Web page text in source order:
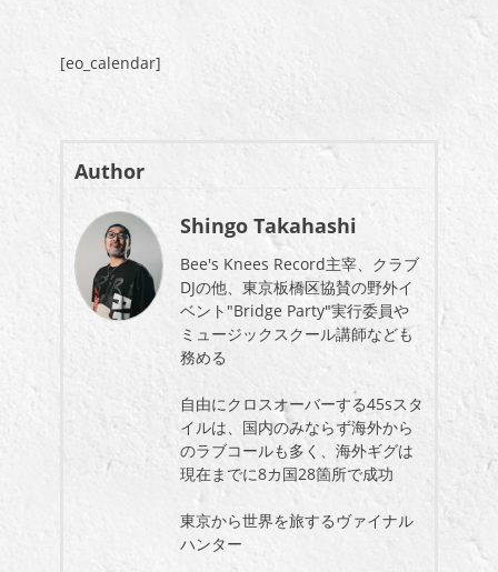
[eo_calendar]
Author
Shingo Takahashi
Bee's Knees Record主宰、クラブ
DJの他、東京板橋区協賛の野外イ
ベント"Bridge Party"実行委員や
ミュージックスクール講師なども
務める
自由にクロスオーバーする45sスタ
イルは、国内のみならず海外から
のラブコールも多く、海外ギグは
現在までに8カ国28箇所で成功
東京から世界を旅するヴァイナル
ハンター